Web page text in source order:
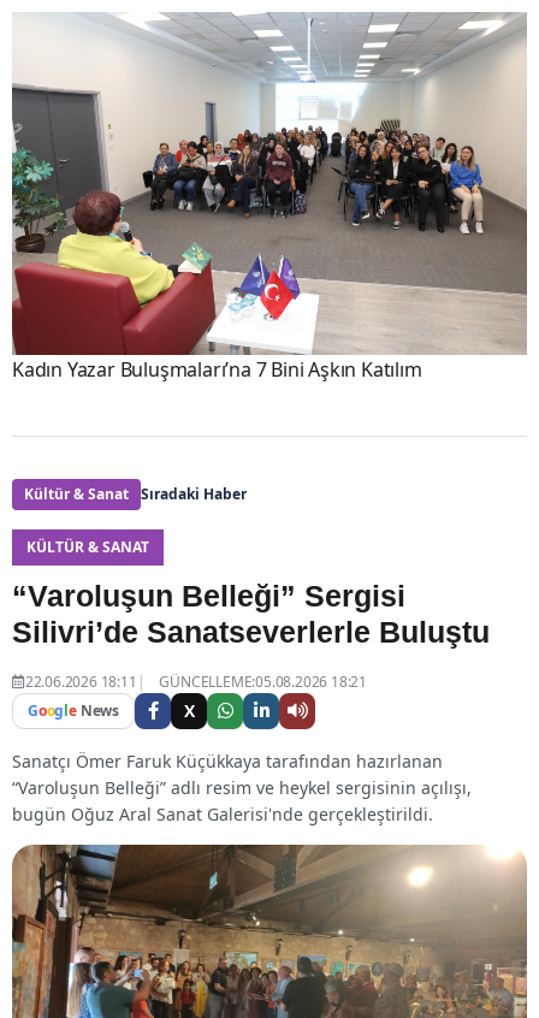
Kadın Yazar Buluşmaları’na 7 Bini Aşkın Katılım
Kültür & Sanat Sıradaki Haber
KÜLTÜR & SANAT
“Varoluşun Belleği” Sergisi
Silivri’de Sanatseverlerle Buluştu
22.06.2026 18:11
GÜNCELLEME:05.08.2026 18:21
Google News X
Sanatçı Ömer Faruk Küçükkaya tarafından hazırlanan
“Varoluşun Belleği” adlı resim ve heykel sergisinin açılışı,
bugün Oğuz Aral Sanat Galerisi'nde gerçekleştirildi.